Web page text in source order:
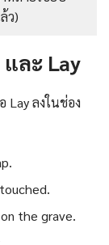
ว)
ละ Lay
Lay ลงในช่อง
the grave.